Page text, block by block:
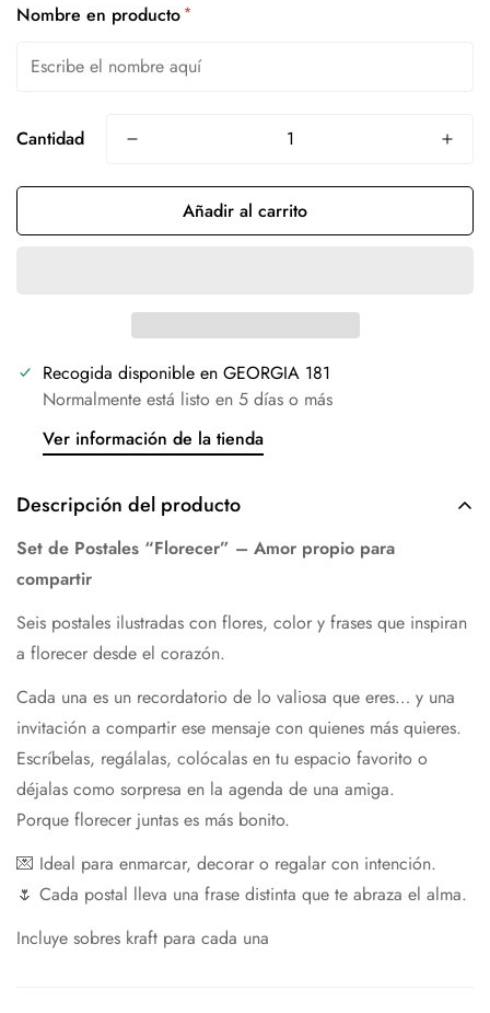
Nombre en producto *
Cantidad
Añadir al carrito
Recogida disponible en GEORGIA 181
Normalmente está listo en 5 días o más
Ver información de la tienda
Descripción del producto
Set de Postales “Florecer” – Amor propio para
compartir
Seis postales ilustradas con flores, color y frases que inspiran
a florecer desde el corazón.
Cada una es un recordatorio de lo valiosa que eres… y una
invitación a compartir ese mensaje con quienes más quieres.
Escríbelas, regálalas, colócalas en tu espacio favorito o
déjalas como sorpresa en la agenda de una amiga.
Porque florecer juntas es más bonito.
💌 Ideal para enmarcar, decorar o regalar con intención.
🌷 Cada postal lleva una frase distinta que te abraza el alma.
Incluye sobres kraft para cada una